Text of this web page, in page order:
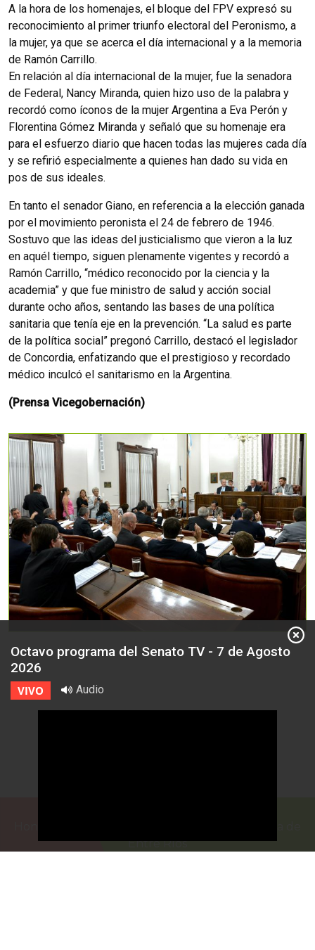
A la hora de los homenajes, el bloque del FPV expresó su
reconocimiento al primer triunfo electoral del Peronismo, a
la mujer, ya que se acerca el día internacional y a la memoria
de Ramón Carrillo.
En relación al día internacional de la mujer, fue la senadora
de Federal, Nancy Miranda, quien hizo uso de la palabra y
recordó como íconos de la mujer Argentina a Eva Perón y
Florentina Gómez Miranda y señaló que su homenaje era
para el esfuerzo diario que hacen todas las mujeres cada día
y se refirió especialmente a quienes han dado su vida en
pos de sus ideales.
En tanto el senador Giano, en referencia a la elección ganada
por el movimiento peronista el 24 de febrero de 1946.
Sostuvo que las ideas del justicialismo que vieron a la luz
en aquél tiempo, siguen plenamente vigentes y recordó a
Ramón Carrillo, “médico reconocido por la ciencia y la
academia” y que fue ministro de salud y acción social
durante ocho años, sentando las bases de una política
sanitaria que tenía eje en la prevención. “La salud es parte
de la política social” pregonó Carrillo, destacó el legislador
de Concordia, enfatizando que el prestigioso y recordado
médico inculcó el sanitarismo en la Argentina.
(Prensa Vicegobernación)
Entre Ríos
Octavo programa del Senato TV - 7 de Agosto
2026
VIVO Audio